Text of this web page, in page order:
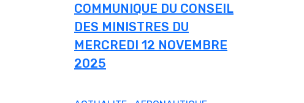
COMMUNIQUE DU CONSEIL
DES MINISTRES DU
MERCREDI 12 NOVEMBRE
2025